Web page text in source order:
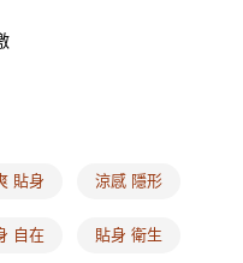
的支付方式。 讓您購物簡單
值。
貼身 涼感 隱形
自在 貼身 衛生